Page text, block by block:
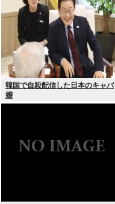
韓国で自殺配信した日本のキャバ
嬢